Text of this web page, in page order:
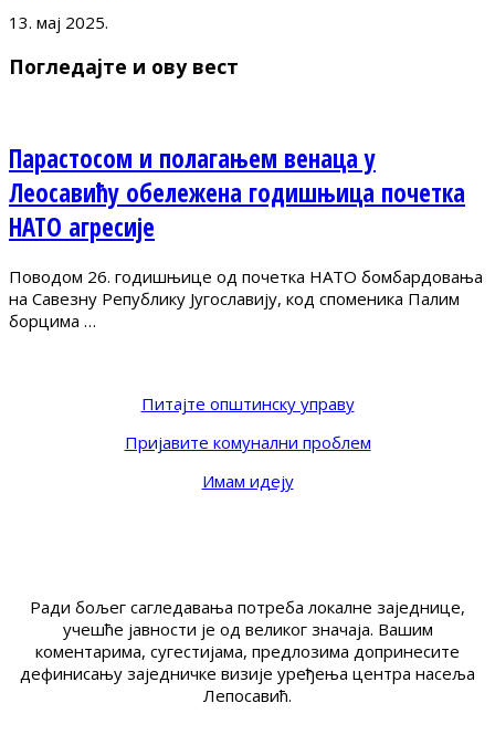
13. мај 2025.
Погледајте и ову вест
Парастосом и полагањем венаца у
Леосавићу обележена годишњица почетка
НАТО агресије
Поводом 26. годишњице од почетка НАТО бомбардовања
на Савезну Републику Југославију, код споменика Палим
борцима …
Питајте општинску управу
Пријавите комунални проблем
Имам идеју
Ради бољег сагледавања потреба локалне заједнице,
учешће јавности је од великог значаја. Вашим
коментарима, сугестијама, предлозима допринесите
дефинисању заједничке визије уређења центра насеља
Лепосавић.